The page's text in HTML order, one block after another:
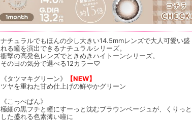
ナチュラルでもほんの少し大きい14.5mmレンズで大人可愛い盛
れる瞳を演出できるナチュラルシリーズ。
衝撃の高発色レンズでときめきハイトーンシリーズ。
その日の気分で選べる12カラー♡
《タツマキグリーン》
【NEW】
ツヤを重ねた甘め仕上げの鮮やかグリーン
《こっぺぱん》
極細の黒フチと瞳にすーっと沈むブラウンベージュが、くりっと
した盛れる色素薄い瞳に